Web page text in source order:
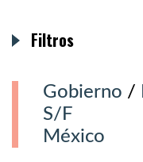
Gobierno /
S/F
México
Filtros